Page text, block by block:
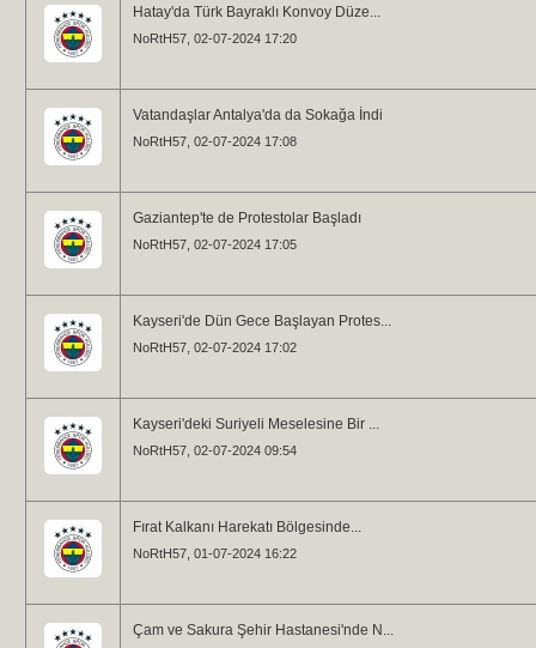
Hatay'da Türk Bayraklı Konvoy Düze...
NoRtH57 , 02-07-2024 17:20
Vatandaşlar Antalya'da da Sokağa İndi
NoRtH57 , 02-07-2024 17:08
Gaziantep'te de Protestolar Başladı
NoRtH57 , 02-07-2024 17:05
Kayseri'de Dün Gece Başlayan Protes...
NoRtH57 , 02-07-2024 17:02
Kayseri'deki Suriyeli Meselesine Bir ...
NoRtH57 , 02-07-2024 09:54
Fırat Kalkanı Harekatı Bölgesinde...
NoRtH57 , 01-07-2024 16:22
Çam ve Sakura Şehir Hastanesi'nde N...